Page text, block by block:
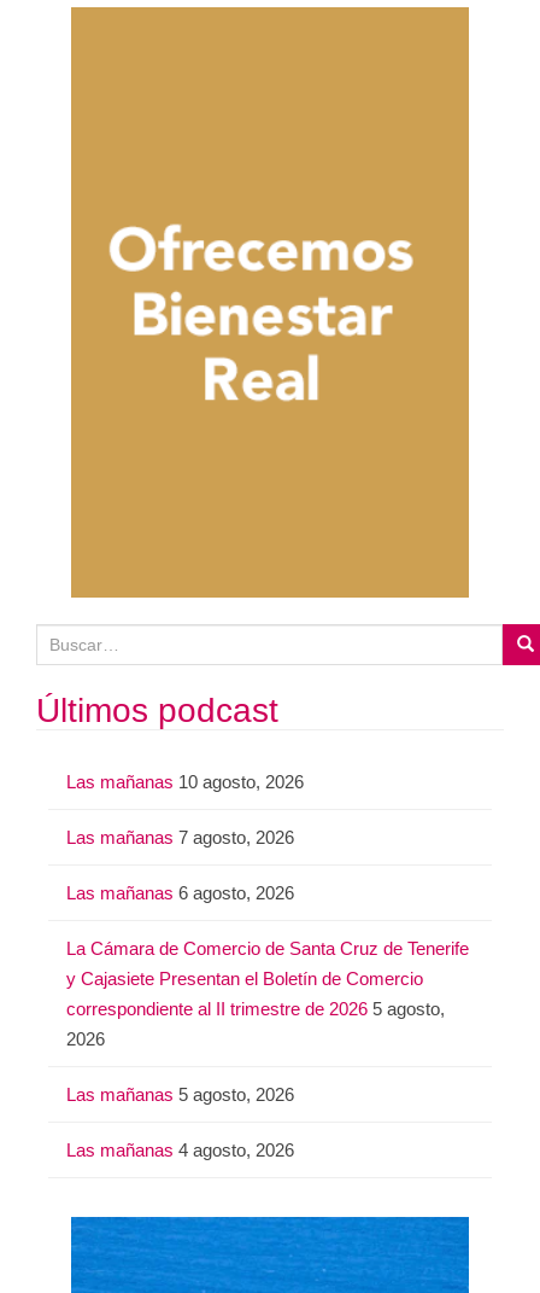
u
s
c
Últimos podcast
Las mañanas 10 agosto, 2026
Las mañanas 7 agosto, 2026
Las mañanas 6 agosto, 2026
La Cámara de Comercio de Santa Cruz de Tenerife
y Cajasiete Presentan el Boletín de Comercio
correspondiente al II trimestre de 2026 5 agosto,
2026
Las mañanas 5 agosto, 2026
Las mañanas 4 agosto, 2026